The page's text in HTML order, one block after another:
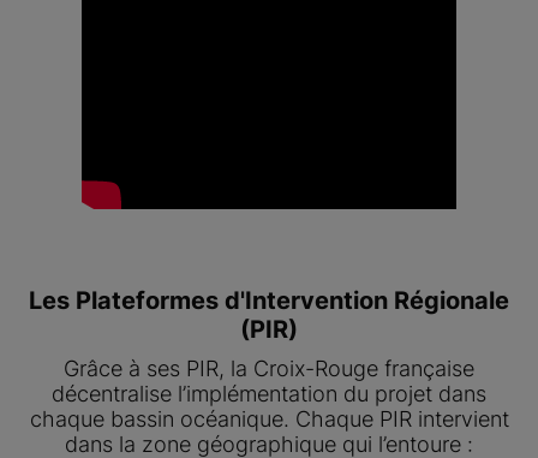
Les Plateformes d'Intervention Régionale
(PIR)
Grâce à ses PIR, la Croix-Rouge française
décentralise l’implémentation du projet dans
chaque bassin océanique. Chaque PIR intervient
dans la zone géographique qui l’entoure :